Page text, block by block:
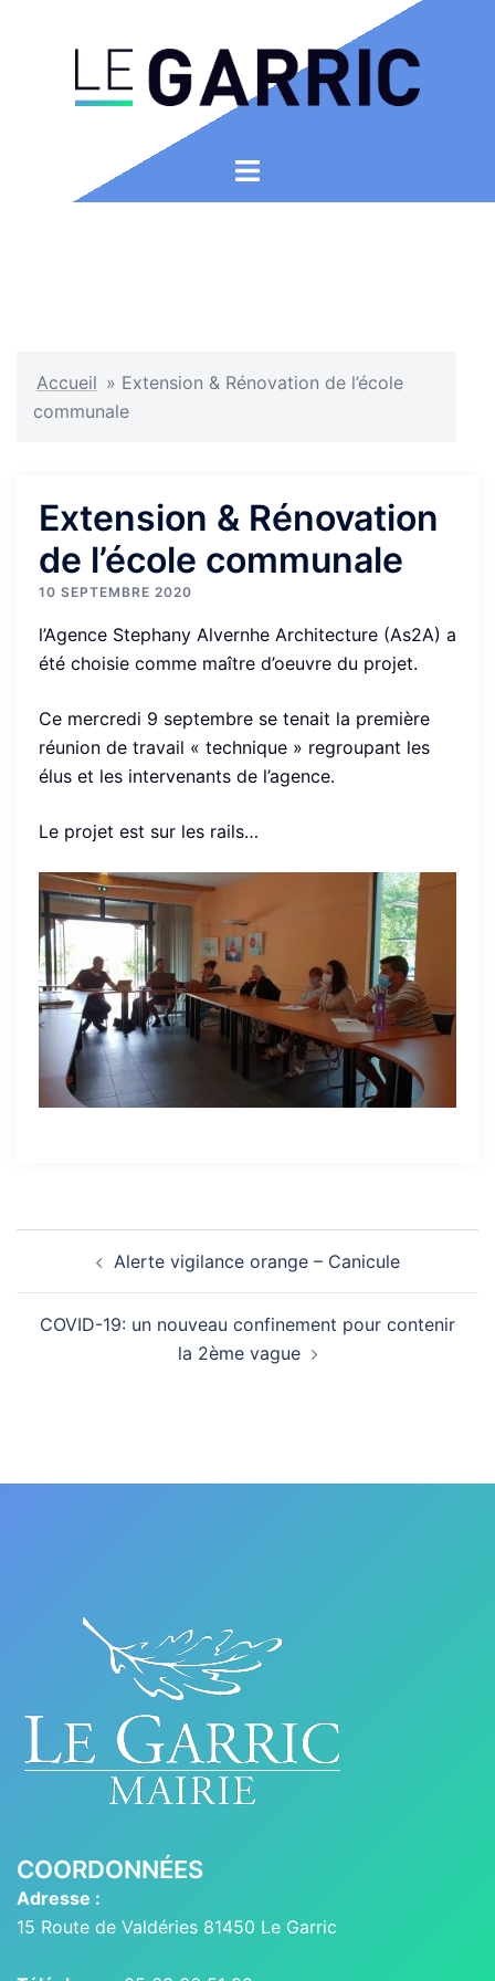
Ouvrir/fermer
Accueil » Extension & Rénovation de l’école
communale
Extension & Rénovation
de l’école communale
10 SEPTEMBRE 2020
l’Agence Stephany Alvernhe Architecture (As2A) a
été choisie comme maître d’oeuvre du projet.
Ce mercredi 9 septembre se tenait la première
réunion de travail « technique » regroupant les
élus et les intervenants de l’agence.
Le projet est sur les rails…
d’articleAlerte vigilance orange – Canicule
COVID-19: un nouveau confinement pour contenir
la 2ème vague
COORDONNÉES
Adresse :
15 Route de Valdéries 81450 Le Garric